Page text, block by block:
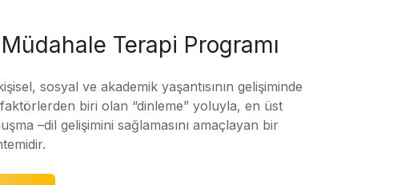
Terapi Programı
sosyal ve akademik yaşantısının gelişiminde
biri olan “dinleme” yoluyla, en üst
–dil gelişimini sağlamasını amaçlayan bir